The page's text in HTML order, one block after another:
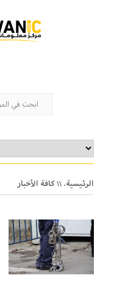
الرئيسية.\\ كافة الأخبار